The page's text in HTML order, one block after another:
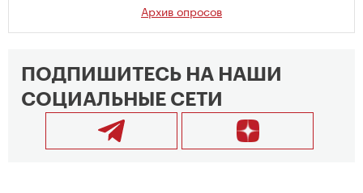
Архив опросов
ПОДПИШИТЕСЬ НА НАШИ
СОЦИАЛЬНЫЕ СЕТИ